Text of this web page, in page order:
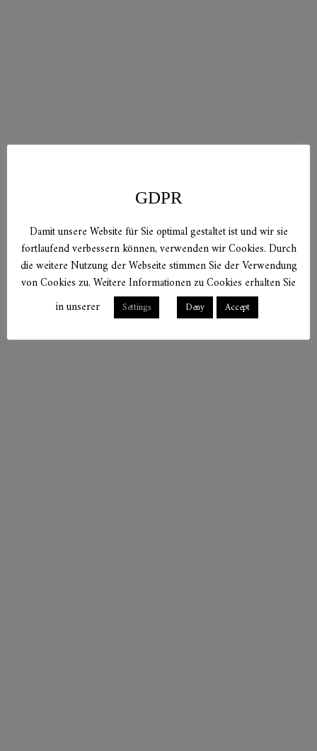
GDPR
Damit unsere Website für Sie optimal gestaltet ist und wir sie
fortlaufend verbessern können, verwenden wir Cookies. Durch
die weitere Nutzung der Webseite stimmen Sie der Verwendung
von Cookies zu. Weitere Informationen zu Cookies erhalten Sie
in unserer
Settings Deny Accept